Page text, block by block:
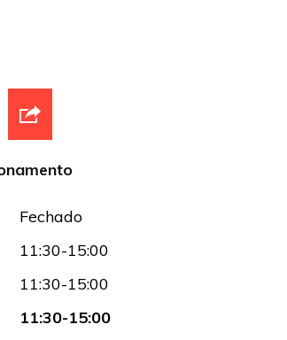
Fechado
11:30-15:00
11:30-15:00
11:30-15:00